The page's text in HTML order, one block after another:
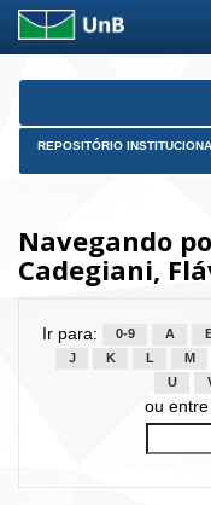
Skip
REPOSITÓRIO
Navegando
Cadegiani,
Ir para: 0-9 A
J
K L M
U
ou